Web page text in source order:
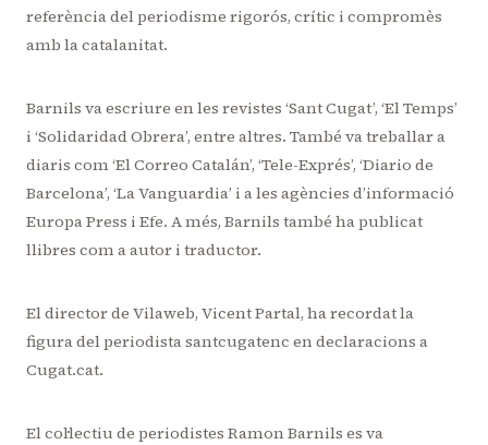
referència del periodisme rigorós, crític i compromès
amb la catalanitat.
Barnils va escriure en les revistes ‘Sant Cugat’, ‘El Temps’
i ‘Solidaridad Obrera’, entre altres. També va treballar a
diaris com ‘El Correo Catalán’, ‘Tele-Exprés’, ‘Diario de
Barcelona’, ‘La Vanguardia’ i a les agències d’informació
Europa Press i Efe. A més, Barnils també ha publicat
llibres com a autor i traductor.
El director de Vilaweb, Vicent Partal, ha recordat la
figura del periodista santcugatenc en declaracions a
Cugat.cat.
El col·lectiu de periodistes Ramon Barnils es va